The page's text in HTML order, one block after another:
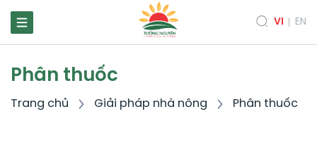
VI EN
Phân thuốc
Trang chủ Giải pháp nhà nông Phân thuốc